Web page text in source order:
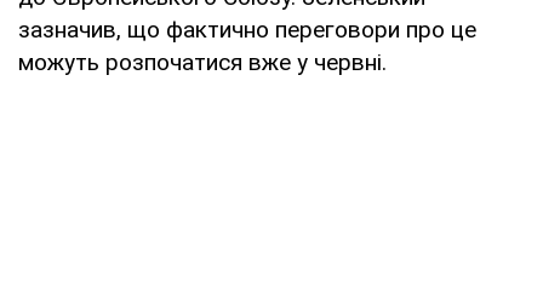
зазначив, що фактично переговори про це
можуть розпочатися вже у червні.